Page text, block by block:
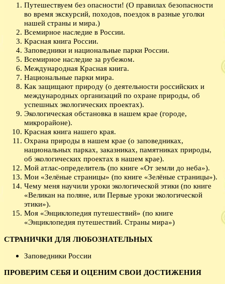
Путешествуем без опасности! (О правилах безопасности
во время экскурсий, походов, поездок в разные уголки
нашей страны и мира.)
Всемирное наследие в России.
Красная книга России.
Заповедники и национальные парки России.
Всемирное наследие за рубежом.
Международная Красная книга.
Национальные парки мира.
Как защищают природу (о деятельности российских и
международных организаций по охране природы, об
успешных экологических проектах).
Экологическая обстановка в нашем крае (городе,
микрорайоне).
Красная книга нашего края.
Охрана природы в нашем крае (о заповедниках,
национальных парках, заказниках, памятниках природы,
об экологических проектах в нашем крае).
Мой атлас-определитель (по книге «От земли до неба»).
Мои «Зелёные страницы» (по книге «Зелёные страницы»).
Чему меня научили уроки экологической этики (по книге
«Великан на поляне, или Первые уроки экологической
этики»).
Моя «Энциклопедия путешествий» (по книге
«Энциклопедия путешествий. Страны мира»)
СТРАНИЧКИ ДЛЯ ЛЮБОЗНАТЕЛЬНЫХ
Заповедники России
ПРОВЕРИМ СЕБЯ И ОЦЕНИМ СВОИ ДОСТИЖЕНИЯ